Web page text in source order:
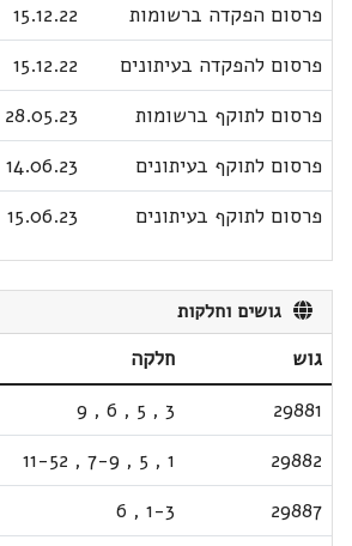
פרסום הפקדה ברשומות
15.12.22
פרסום להפקדה בעיתונים
15.12.22
פרסום לתוקף ברשומות
28.05.23
פרסום לתוקף בעיתונים
14.06.23
פרסום לתוקף בעיתונים
15.06.23
גושים וחלקות
גוש
חלקה
29881
3
,
5
,
6
,
9
29882
1
,
5
,
7-9
,
11-52
29887
1-3
,
6